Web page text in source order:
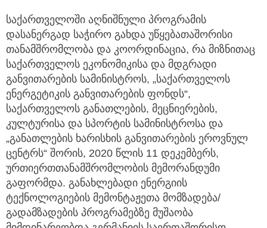
საქართველოში აღნიშნული პროგრამის
დასანერგად საჭირო გახდა უწყებათაშორისი
თანამშრომლობა და კოორდინაცია, რა მიზნითაც
საქართველოს ეკონომიკისა და მდგრადი
განვითარების სამინისტროს, „საქართველოს
ენერგეტიკის განვითარების ფონდს“,
საქართველოს განათლების, მეცნიერების,
კულტურისა და სპორტის სამინისტროსა და
„განათლების ხარისხის განვითარების ეროვნულ
ცენტრს“ შორის, 2020 წლის 11 დეკემბერს,
ურთიერთთანამშრომლობის მემორანდუმი
გაფორმდა. განახლებადი ენერგიის
ტექნოლოგიების მემონტაჟეთა მომზადება/
გადამზადების პროგრამებზე მუშაობა